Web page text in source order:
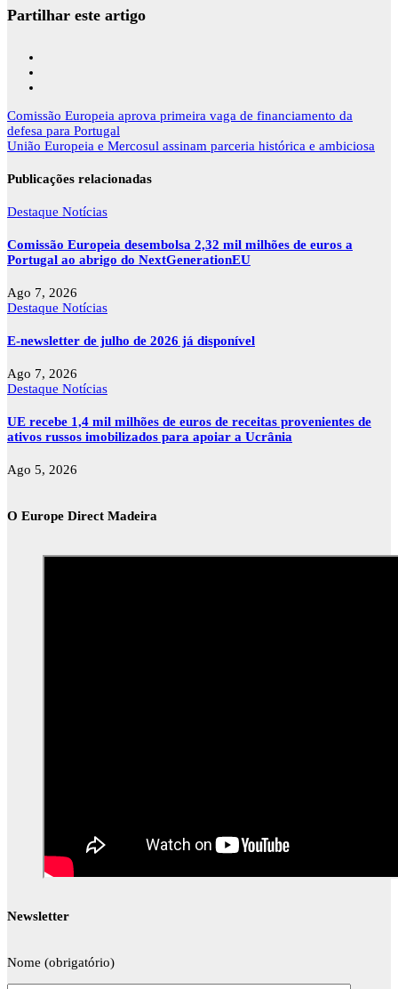
Partilhar este artigo
Navegação
de
artigos
Comissão Europeia aprova primeira vaga de financiamento da
defesa para Portugal
União Europeia e Mercosul assinam parceria histórica e ambiciosa
Publicações relacionadas
Destaque Notícias
Comissão Europeia desembolsa 2,32 mil milhões de euros a
Portugal ao abrigo do NextGenerationEU
Ago 7, 2026
Destaque Notícias
E-newsletter de julho de 2026 já disponível
Ago 7, 2026
Destaque Notícias
UE recebe 1,4 mil milhões de euros de receitas provenientes de
ativos russos imobilizados para apoiar a Ucrânia
Ago 5, 2026
O Europe Direct Madeira
Newsletter
Nome (obrigatório)